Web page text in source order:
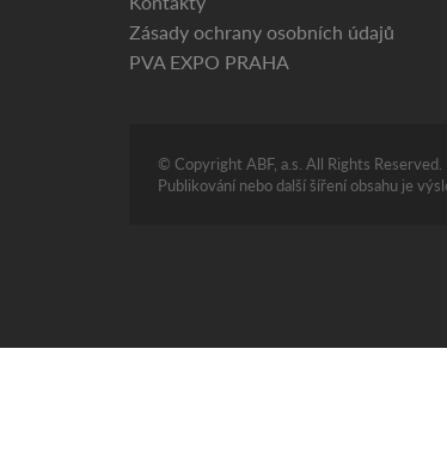
Zásady ochrany osobních údajů
PVA EXPO PRAHA
© Copyright ABF, a.s. All Rights Reserved.
Publikování nebo další šíření obsahu je